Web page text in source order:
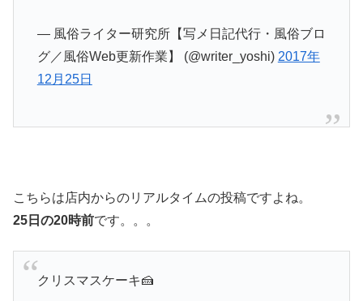
— 風俗ライター研究所【写メ日記代行・風俗ブロ
グ／風俗Web更新作業】 (@writer_yoshi) 2017年
12月25日
こちらは店内からのリアルタイムの投稿ですよね。
25日の20時前です。。。
クリスマスケーキ🍰